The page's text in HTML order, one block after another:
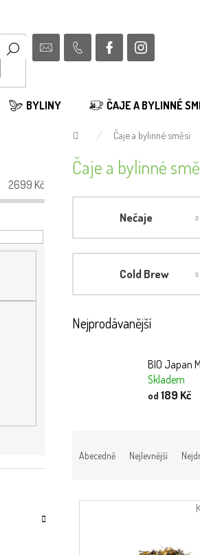
BYLINY ČAJE A BYLINNÉ
Domů Čaje a bylinné směsi
2699 Kč
Čaje a bylinné
Nečaje
Cold Brew
Nejprodávanější
BIO Japan
Skladem
od 189 Kč
Abecedně Nejlevnější